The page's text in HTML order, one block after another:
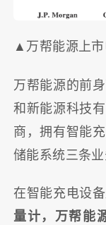
▲万帮能源上市
万帮能源的前
和新能源科技
商，拥有智能
储能系统三条业
在智能充电设
量计，万帮能